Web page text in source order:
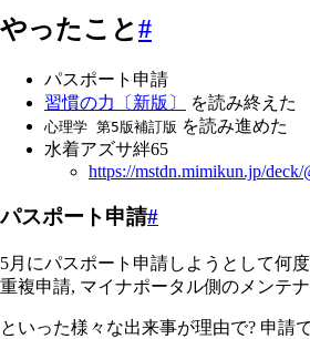
やったこと#
パスポート申請
習慣の力〔新版〕
を読み終えた
心理学 第5版補訂版 を読み進めた
水着アズサ絆65
https://mstdn.mimikun.jp/
パスポート申請#
5月にパスポート申請しようとして何
重複申請, マイナポータル側のメンテ
といった様々な出来事が理由で? 申請